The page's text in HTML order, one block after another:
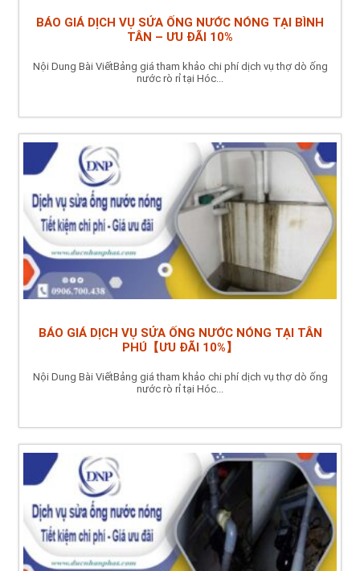
BÁO GIÁ DỊCH VỤ SỬA ỐNG NƯỚC NÓNG TẠI BÌNH
TÂN – ƯU ĐÃI 10%
Nội Dung Bài ViếtBảng giá tham khảo chi phí dịch vụ thợ dò ống
nước rò rỉ tại Hóc...
BÁO GIÁ DỊCH VỤ SỬA ỐNG NƯỚC NÓNG TẠI TÂN
PHÚ【ƯU ĐÃI 10%】
Nội Dung Bài ViếtBảng giá tham khảo chi phí dịch vụ thợ dò ống
nước rò rỉ tại Hóc...